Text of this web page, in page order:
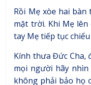
Rồi Mẹ xòe hai bàn
mặt trời. Khi Mẹ
tay Mẹ tiếp tục
Kính thưa Đức Cha,
mọi người hãy
không phải bảo họ